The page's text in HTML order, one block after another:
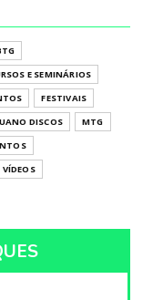
E SEMINÁRIOS
FESTIVAIS
DISCOS
MTG
VÍDEOS